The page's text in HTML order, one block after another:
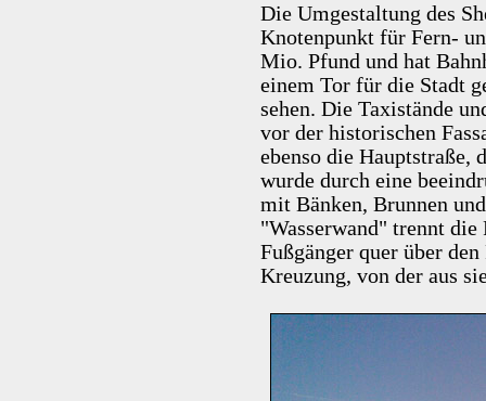
Die Umgestaltung des
Knotenpunkt für Fern-
Mio. Pfund und hat
einem Tor für die Stadt
sehen. Die Taxistände
vor der historischen
ebenso die Hauptstraße,
wurde durch eine
mit Bänken, Brunnen
"Wasserwand" trennt
Fußgänger quer über
Kreuzung, von der aus